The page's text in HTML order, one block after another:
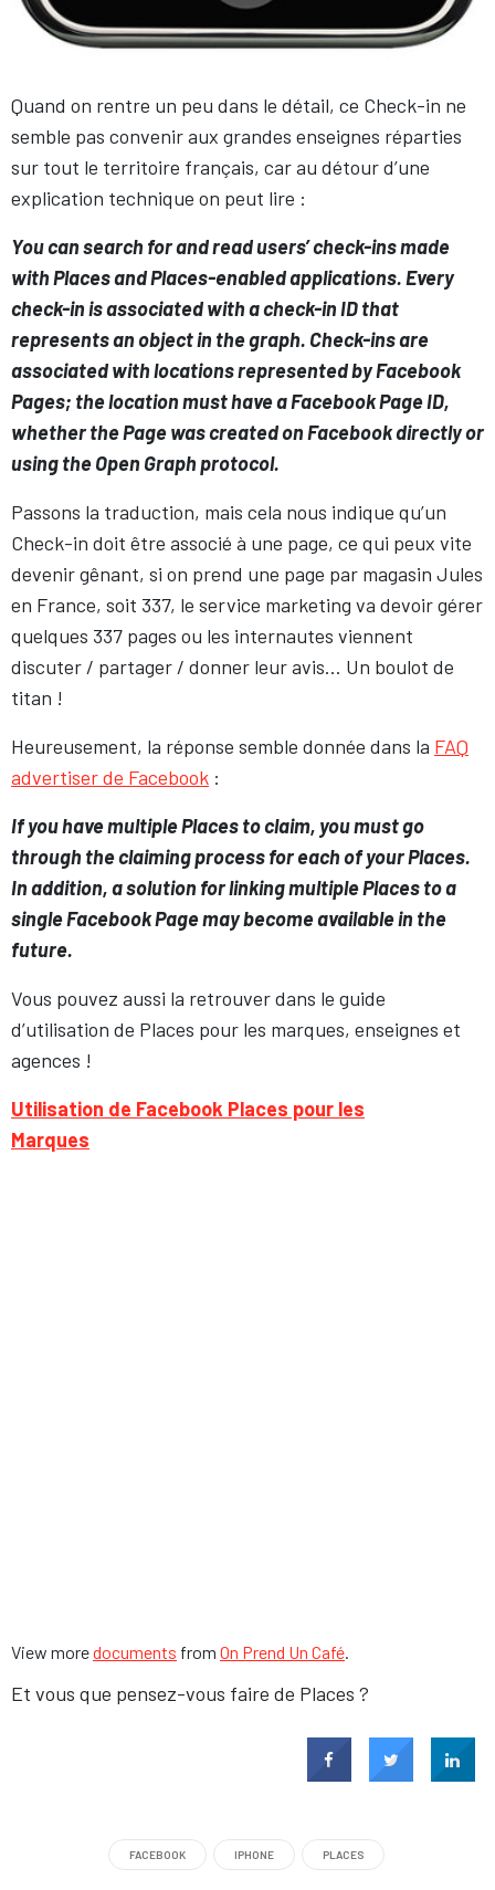
Quand on rentre un peu dans le détail, ce Check-in ne
semble pas convenir aux grandes enseignes réparties
sur tout le territoire français, car au détour d’une
explication technique on peut lire :
You can search for and read users’ check-ins made
with Places and Places-enabled applications. Every
check-in is associated with a check-in ID that
represents an object in the graph. Check-ins are
associated with locations represented by Facebook
Pages; the location must have a Facebook Page ID,
whether the Page was created on Facebook directly or
using the Open Graph protocol.
Passons la traduction, mais cela nous indique qu’un
Check-in doit être associé à une page, ce qui peux vite
devenir gênant, si on prend une page par magasin Jules
en France, soit 337, le service marketing va devoir gérer
quelques 337 pages ou les internautes viennent
discuter / partager / donner leur avis… Un boulot de
titan !
Heureusement, la réponse semble donnée dans la FAQ
advertiser de Facebook :
If you have multiple Places to claim, you must go
through the claiming process for each of your Places.
In addition, a solution for linking multiple Places to a
single Facebook Page may become available in the
future.
Vous pouvez aussi la retrouver dans le guide
d’utilisation de Places pour les marques, enseignes et
agences !
Utilisation de Facebook Places pour les
Marques
View moredocuments from On Prend Un Café.
Et vous que pensez-vous faire de Places ?
FACEBOOK IPHONE PLACES